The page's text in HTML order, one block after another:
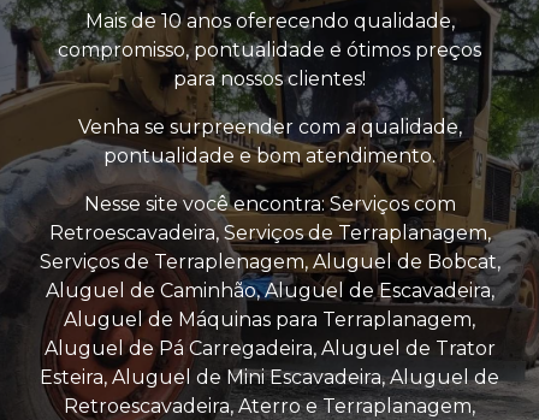
Mais de 10 anos oferecendo qualidade,
compromisso, pontualidade e ótimos preços
para nossos clientes!
Venha se surpreender com a qualidade,
pontualidade e bom atendimento.
Nesse site você encontra: Serviços com
Retroescavadeira, Serviços de Terraplanagem,
Serviços de Terraplenagem, Aluguel de Bobcat,
Aluguel de Caminhão, Aluguel de Escavadeira,
Aluguel de Máquinas para Terraplanagem,
Aluguel de Pá Carregadeira, Aluguel de Trator
Esteira, Aluguel de Mini Escavadeira, Aluguel de
Retroescavadeira, Aterro e Terraplanagem,